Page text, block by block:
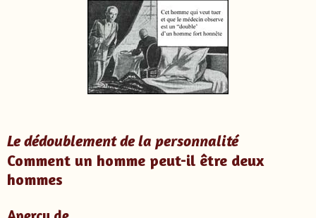
Le dédoublement de la personnalité
Comment un homme peut-il être deux
hommes